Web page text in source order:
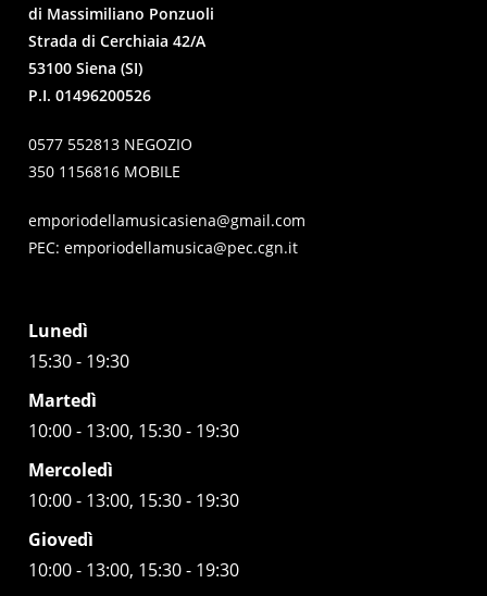
di Massimiliano Ponzuoli
Strada di Cerchiaia 42/A
53100 Siena (SI)
P.I. 01496200526
0577 552813 NEGOZIO
350 1156816 MOBILE
emporiodellamusicasiena@gmail.com
PEC:emporiodellamusica@pec.cgn.it
Lunedì
15:30 - 19:30
Martedì
10:00 - 13:00, 15:30 - 19:30
Mercoledì
10:00 - 13:00, 15:30 - 19:30
Giovedì
10:00 - 13:00, 15:30 - 19:30